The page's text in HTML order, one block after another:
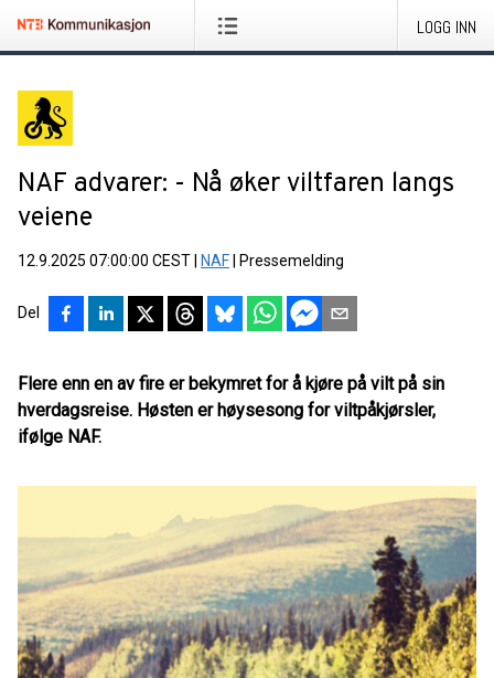
LOGG INN
NAF advarer: - Nå øker viltfaren langs
veiene
12.9.2025 07:00:00 CEST NAF Pressemelding
Del
Flere enn en av fire er bekymret for å kjøre på vilt på sin
hverdagsreise. Høsten er høysesong for viltpåkjørsler,
ifølge NAF.